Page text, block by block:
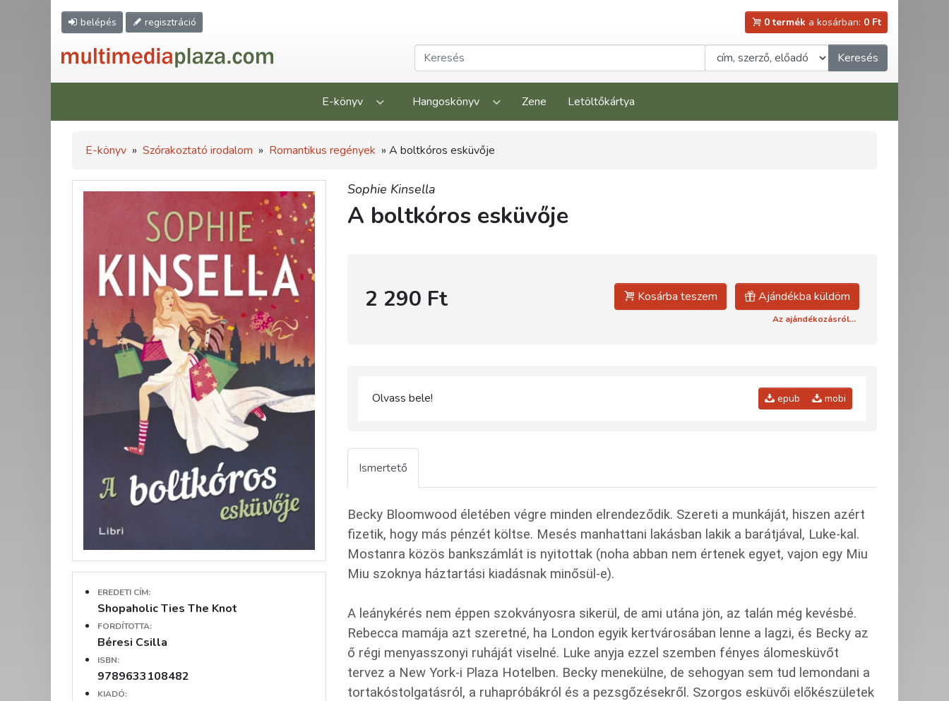
belépés regisztráció 0 termék a kosárban: 0 Ft
Keresés
E-könyv Hangoskönyv Zene Letöltőkártya
E-könyv » Szórakoztató irodalom » Romantikus regények » A boltkóros esküvője
EREDETI CÍM:
Shopaholic Ties The Knot
FORDÍTOTTA:
Béresi Csilla
ISBN:
9789633108482
KIADÓ:
Sophie Kinsella
A boltkóros esküvője
2 290 Ft Kosárba teszem Ajándékba küldöm
Az ajándékozásról...
Olvass bele! epub mobi
Ismertető
Becky Bloomwood életében végre minden elrendeződik. Szereti a munkáját, hiszen azért
fizetik, hogy más pénzét költse. Mesés manhattani lakásban lakik a barátjával, Luke-kal.
Mostanra közös bankszámlát is nyitottak (noha abban nem értenek egyet, vajon egy Miu
Miu szoknya háztartási kiadásnak minősül-e).
A leánykérés nem éppen szokványosra sikerül, de ami utána jön, az talán még kevésbé.
Rebecca mamája azt szeretné, ha London egyik kertvárosában lenne a lagzi, és Becky az
ő régi menyasszonyi ruháját viselné. Luke anyja ezzel szemben fényes álomesküvőt
tervez a New York-i Plaza Hotelben. Becky menekülne, de sehogyan sem tud lemondani a
tortakóstolgatásról, a ruhapróbákról és a pezsgőzésekről. Szorgos esküvői előkészületek